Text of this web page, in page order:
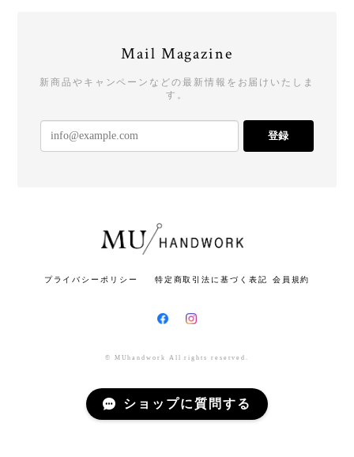
Mail Magazine
新商品やキャンペーンなどの最新情報をお届けいたしま
す。
登録
プライバシーポリシー 特定商取引法に基づく表記 会員規約
© MUhandwork All rights reserved.
ショップに質問する